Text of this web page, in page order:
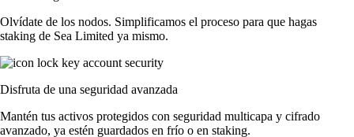
Olvídate de los nodos. Simplificamos el proceso para que hagas
staking de Sea Limited ya mismo.
Disfruta de una seguridad avanzada
Mantén tus activos protegidos con seguridad multicapa y cifrado
avanzado, ya estén guardados en frío o en staking.